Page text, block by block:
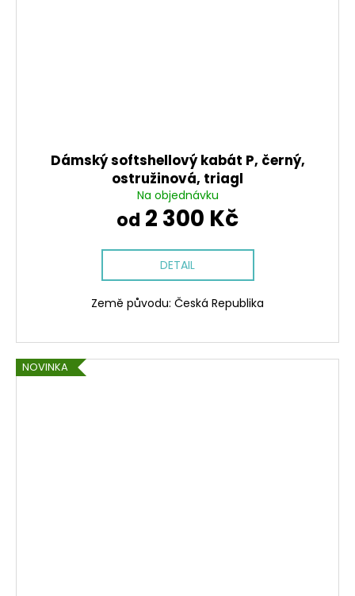
Dámský softshellový kabát P, černý,
ostružinová, triagl
Na objednávku
od 2 300 Kč
DETAIL
Země původu: Česká Republika
NOVINKA